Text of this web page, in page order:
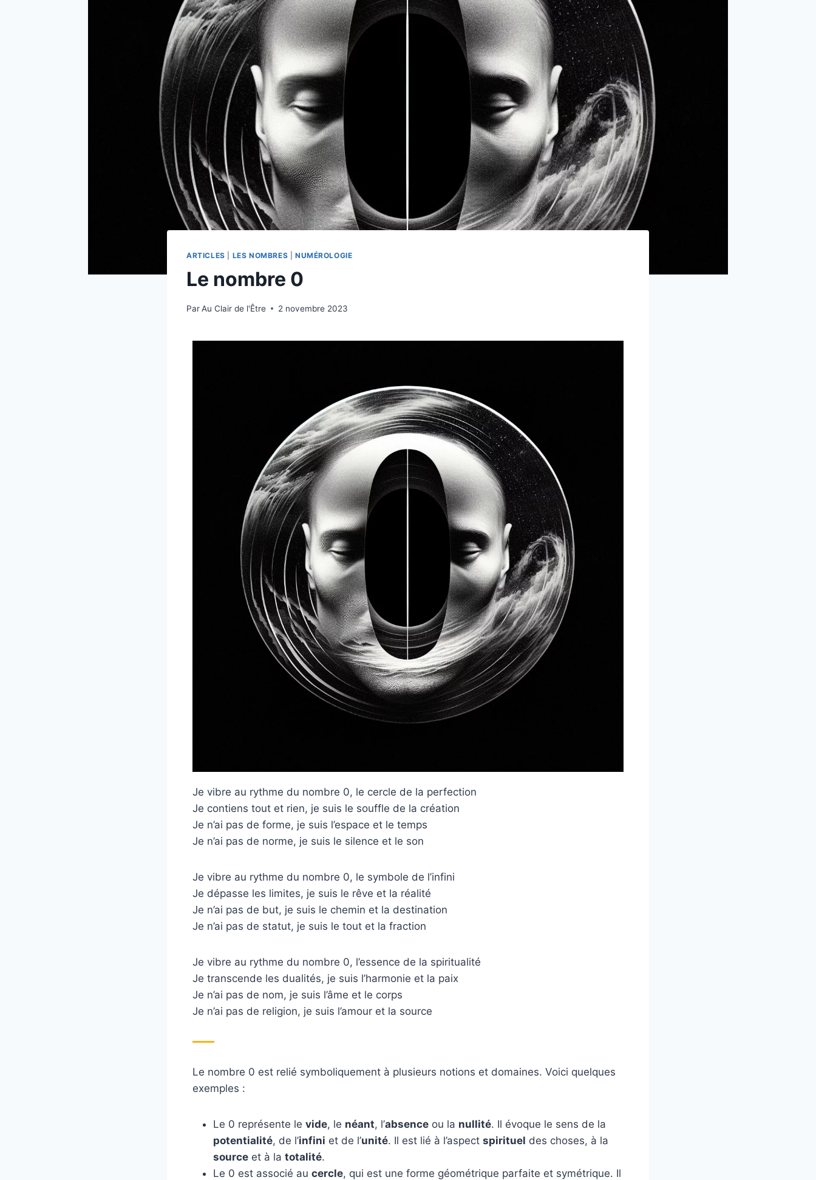
ARTICLES LES NOMBRES NUMÉROLOGIE
Le nombre 0
ParAu Clair de l'Être 2 novembre 2023
Je vibre au rythme du nombre 0, le cercle de la perfection
Je contiens tout et rien, je suis le souffle de la création
Je n’ai pas de forme, je suis l’espace et le temps
Je n’ai pas de norme, je suis le silence et le son
Je vibre au rythme du nombre 0, le symbole de l’infini
Je dépasse les limites, je suis le rêve et la réalité
Je n’ai pas de but, je suis le chemin et la destination
Je n’ai pas de statut, je suis le tout et la fraction
Je vibre au rythme du nombre 0, l’essence de la spiritualité
Je transcende les dualités, je suis l’harmonie et la paix
Je n’ai pas de nom, je suis l’âme et le corps
Je n’ai pas de religion, je suis l’amour et la source
Le nombre 0 est relié symboliquement à plusieurs notions et domaines. Voici quelques
exemples :
Le 0 représente le vide, le néant, l’absence ou la nullité. Il évoque le sens de la
potentialité, de l’infini et de l’unité. Il est lié à l’aspect spirituel des choses, à la
source et à la totalité.
Le 0 est associé au cercle, qui est une forme géométrique parfaite et symétrique. Il